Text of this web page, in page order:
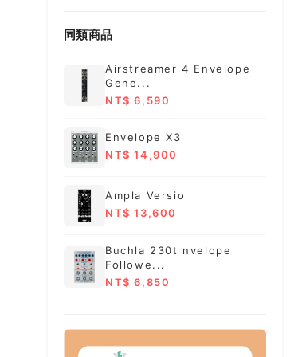
同類商品
Airstreamer 4 Envelope
Gene...
NT$ 6,590
Envelope X3
NT$ 14,900
Ampla Versio
NT$ 13,600
Buchla 230t nvelope
Followe...
NT$ 6,850